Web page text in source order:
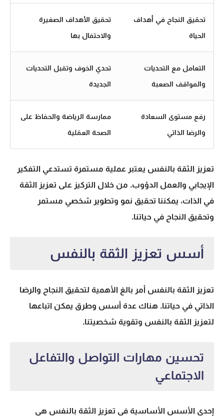
تحقيق النجاح في أهداف
الحياة
تحقيق الأهداف الصغيرة
والاحتفال بها
التعامل مع التحديات
والمواقف الصعبة
تحدي الخوف وتقبل التحديات
الجديدة
رفع مستوى السعادة
والرضا الذاتي
ممارسة الرياضة والحفاظ على
الصحة العقلية
تعزيز الثقة بالنفس يعتبر عملية مستمرة تستدعي التفكير
الإيجابي والعمل الدؤوب. من خلال التركيز على تعزيز الثقة
في الذات، يمكننا تحقيق نمو وتطوير شخصي مستمر
وتحقيق النجاح في حياتنا.
أسس تعزيز الثقة بالنفس
تعزيز الثقة بالنفس أمر بالغ الأهمية لتحقيق النجاح والرضا
الذاتي في حياتنا. هناك عدة أسس وطرق يمكن اتباعها
لتعزيز الثقة بالنفس وتقوية شخصيتنا.
تحسين مهارات التواصل والتفاعل
الاجتماعي
إحدى الأسس الأساسية في تعزيز الثقة بالنفس هي